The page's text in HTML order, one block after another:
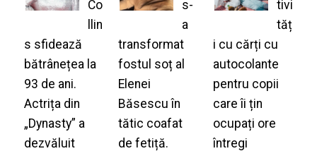
Co
llin
s sfidează
bătrânețea la
93 de ani.
Actrița din
„Dynasty” a
dezvăluit
s-
a
transformat
fostul soț al
Elenei
Băsescu în
tătic coafat
de fetiță.
tivi
tăț
i cu cărți cu
autocolante
pentru copii
care îi țin
ocupați ore
întregi